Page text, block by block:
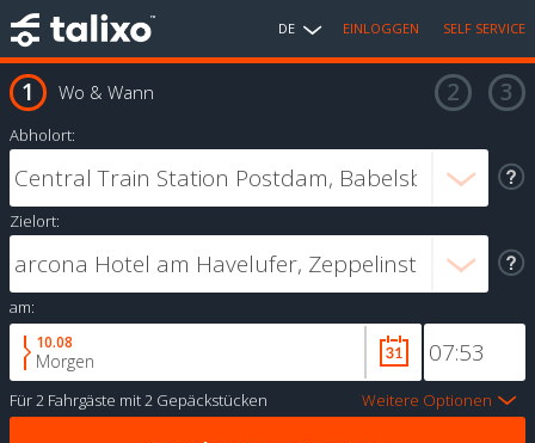
DE EINLOGGEN SELF SERVICE
Wo & Wann
Abholort:
Zielort:
am:
10.08
Morgen
Für2 Fahrgäste mit2 Gepäckstücken Weitere Optionen